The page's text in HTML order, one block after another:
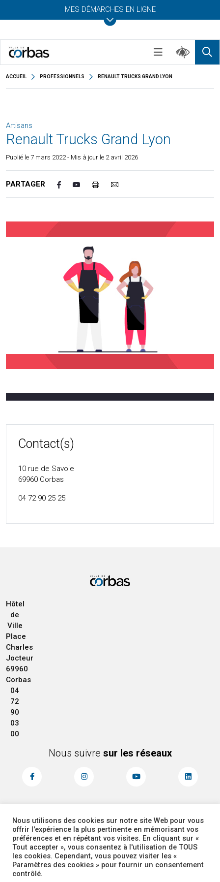
MES DÉMARCHES EN LIGNE
ACCUEIL PROFESSIONNELS RENAULT TRUCKS GRAND LYON
Artisans
Renault Trucks Grand Lyon
Publié le 7 mars 2022- Mis à jour le 2 avril 2026
PARTAGER
Contact(s)
10 rue de Savoie
69960 Corbas
04 72 90 25 25
Hôtel
de
Ville
Place
Charles
Jocteur
69960
Corbas
04
72
90
03
00
Nous suivre sur les réseaux
MENTIONS LÉGALES
PLAN DU SITE
ACCESSIBILITÉ
ADMINISTRATEUR
COOKIES
Nous utilisons des cookies sur notre site Web pour vous
offrir l'expérience la plus pertinente en mémorisant vos
préférences et en répétant vos visites. En cliquant sur «
Tout accepter », vous consentez à l'utilisation de TOUS
les cookies. Cependant, vous pouvez visiter les «
Paramètres des cookies » pour fournir un consentement
contrôlé.